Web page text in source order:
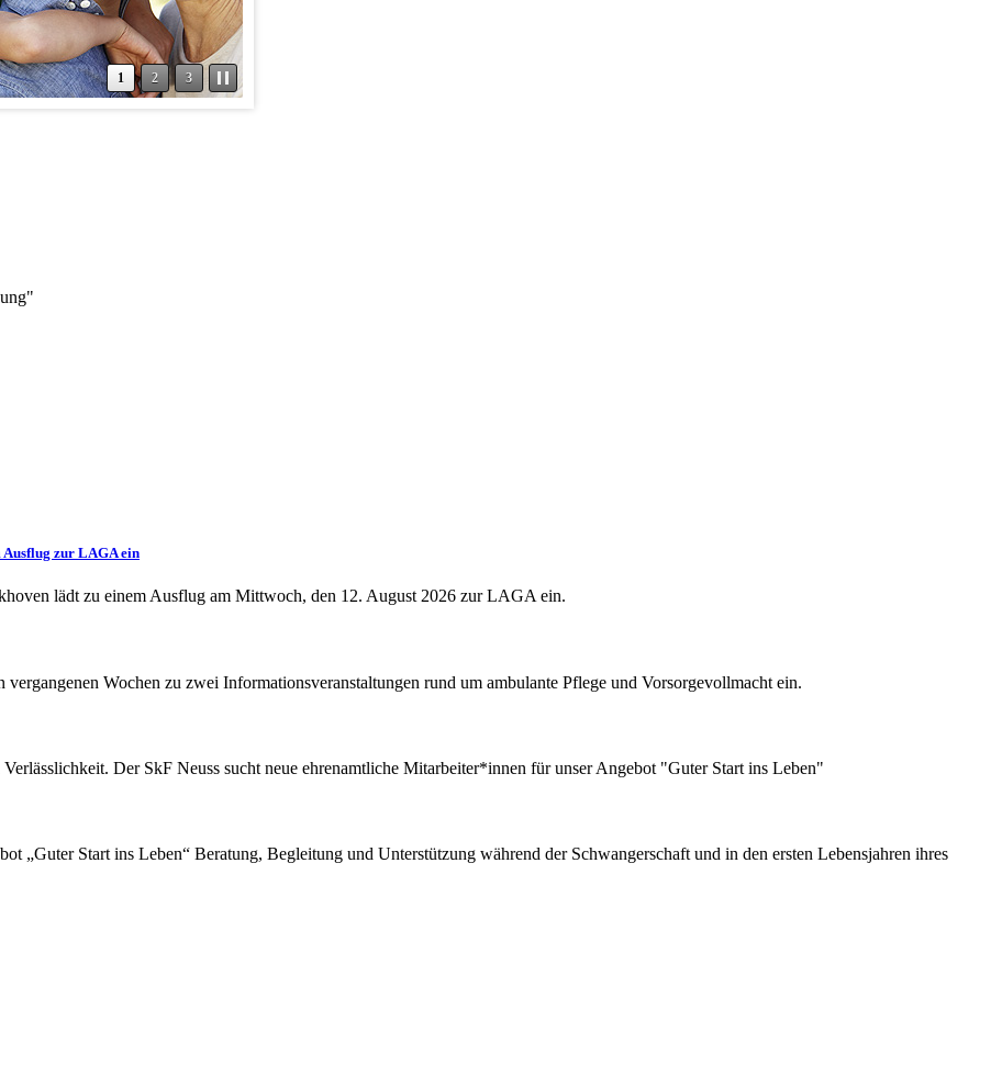
1 2 3
Ausflug zur LAGA ein
lädt zu einem Ausflug am Mittwoch, den 12. August 2026 zur LAGA ein.
Wochen zu zwei Informationsveranstaltungen rund um ambulante Pflege und Vorsorgevollmacht ein.
Der SkF Neuss sucht neue ehrenamtliche Mitarbeiter*innen für unser Angebot "Guter Start ins Leben"
„Guter Start ins Leben“ Beratung, Begleitung und Unterstützung während der Schwangerschaft und in den ersten Lebensjahren ihres